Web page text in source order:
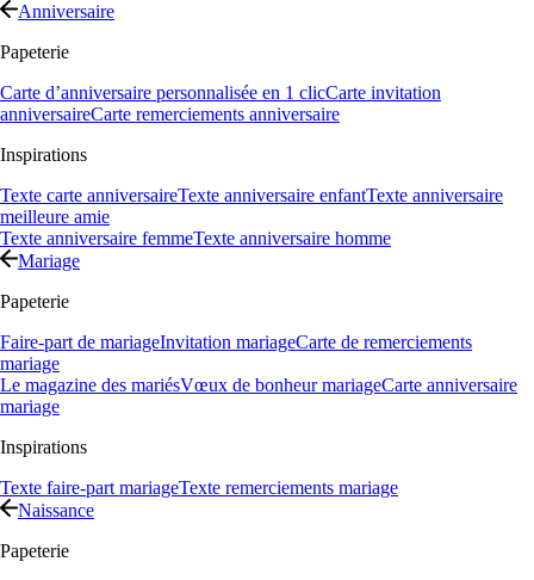
Anniversaire
Papeterie
Carte d’anniversaire personnalisée en 1 clicCarte invitation
anniversaireCarte remerciements anniversaire
Inspirations
Texte carte anniversaireTexte anniversaire enfantTexte anniversaire
meilleure amie
Texte anniversaire femmeTexte anniversaire homme
Mariage
Papeterie
Faire-part de mariageInvitation mariageCarte de remerciements
mariage
Le magazine des mariésVœux de bonheur mariageCarte anniversaire
mariage
Inspirations
Texte faire-part mariageTexte remerciements mariage
Naissance
Papeterie